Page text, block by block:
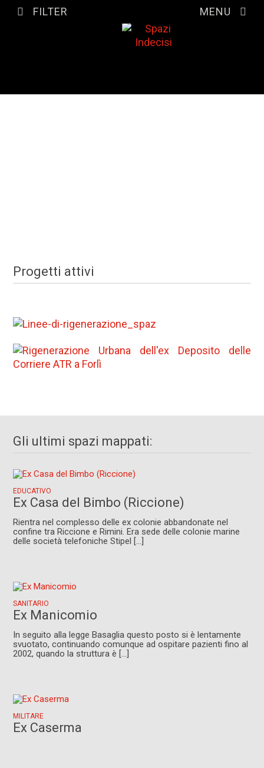
MENU
FILTER
FILTER LISTINGS
Progetti attivi
Gli ultimi spazi mappati:
EDUCATIVO
Ex Casa del Bimbo (Riccione)
Rientra nel complesso delle ex colonie abbandonate nel
confine tra Riccione e Rimini. Era sede delle colonie marine
delle società telefoniche Stipel [...]
SANITARIO
Ex Manicomio
In seguito alla legge Basaglia questo posto si è lentamente
svuotato, continuando comunque ad ospitare pazienti fino al
2002, quando la struttura è [...]
MILITARE
Ex Caserma